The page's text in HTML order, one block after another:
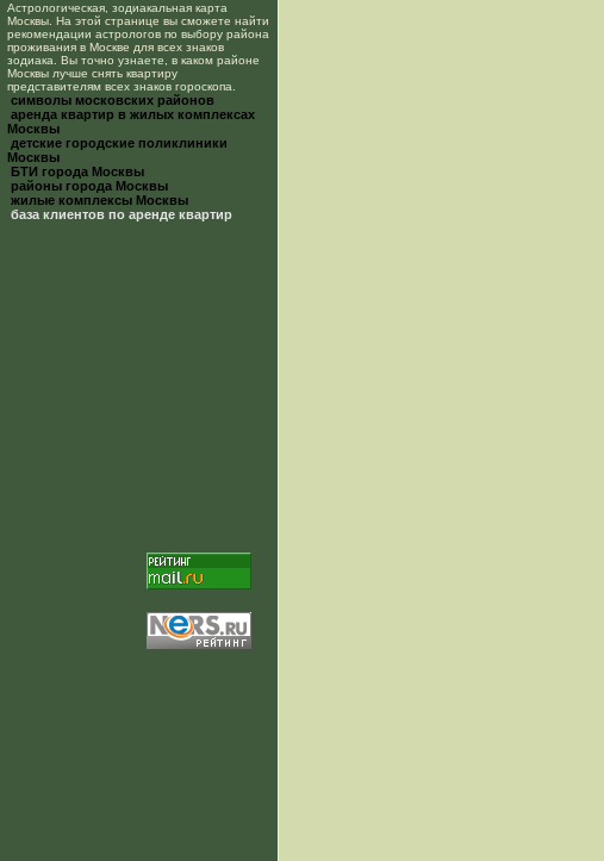
Астрологическая, зодиакальная карта
Москвы. На этой странице вы сможете найти
рекомендации астрологов по выбору района
проживания в Москве для всех знаков
зодиака. Вы точно узнаете, в каком районе
Москвы лучше снять квартиру
представителям всех знаков гороскопа.
cимволы московских районов
аренда квартир в жилых комплексах
Москвы
детские городские поликлиники
Москвы
БТИ города Москвы
районы города Москвы
жилые комплексы Москвы
база клиентов по аренде квартир